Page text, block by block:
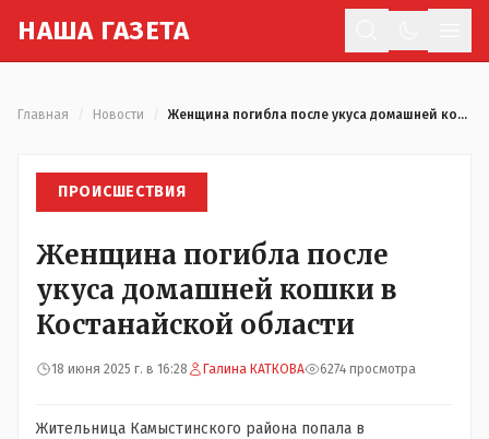
НАША ГАЗЕТА
Главная Новости Женщина погибла после укуса домашней кошки в Костанайской области
ПРОИСШЕСТВИЯ
Женщина погибла после
укуса домашней кошки в
Костанайской области
18 июня 2025 г. в 16:28 Галина КАТКОВА 6274 просмотра
Жительница Камыстинского района попала в